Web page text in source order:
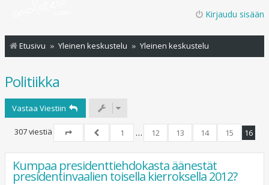
Kirjaudu sisään
Etusivu Yleinen keskustelu Yleinen keskustelu
Politiikka
Vastaa Viestiin
307 viestiä
Sivu16/16
Edellinen
1 … 12 13 14 15 16
Kumpaa presidenttiehdokasta äänestät
presidentinvaalien toisella kierroksella 2012?